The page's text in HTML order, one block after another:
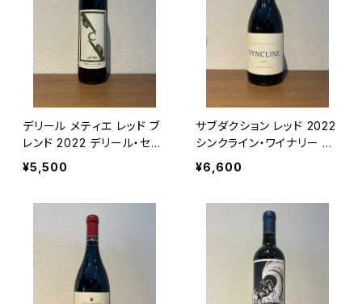
デリール メティエ レッド ブ
レンド 2022 デリール・セラ
ーズ 赤ワイン 750ml
¥5,500
サブダクション レッド 2022
シンクライン・ワイナリー 赤
ワイン 750ml
¥6,600